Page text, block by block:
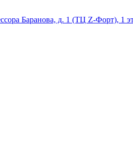
Баранова, д. 1 (ТЦ Z-Форт), 1